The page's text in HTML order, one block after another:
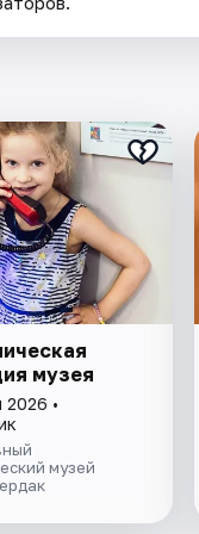
музея
2026 •
музей